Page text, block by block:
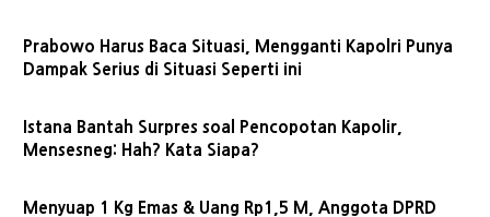
Prabowo Harus Baca Situasi, Mengganti Kapolri Punya
Dampak Serius di Situasi Seperti ini
Istana Bantah Surpres soal Pencopotan Kapolir,
Mensesneg: Hah? Kata Siapa?
Menyuap 1 Kg Emas & Uang Rp1,5 M, Anggota DPRD